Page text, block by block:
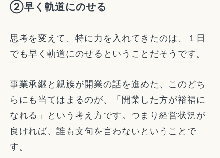
②早く軌道にのせる
思考を変えて、特に力を入れてきたのは、１日
でも早く軌道にのせるということだそうです。
事業承継と親族が開業の話を進めた、このどち
らにも当てはまるのが、「開業した方が裕福に
なれる」という考え方です。つまり経営状況が
良ければ、誰も文句を言わないということで
す。